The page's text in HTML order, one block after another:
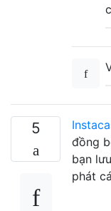
5
đồng
bạn
phát